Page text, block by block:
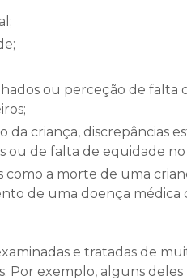
ou perceção de falta
da criança, discrepâncias
ou de falta de equidade
como a morte de uma
de uma doença médica
e tratadas de
Por exemplo, alguns